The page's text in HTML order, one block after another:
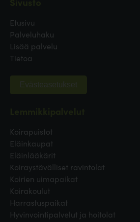
Etusivu
Palveluhaku
Lisää palvelu
Tietoa
Evästeasetukset
Koirapuistot
Eläinkaupat
Eläinlääkärit
Koiraystävälliset ravintolat
Koirien uimapaikat
Koirakoulut
Harrastuspaikat
Hyvinvointipalvelut ja hoitolat